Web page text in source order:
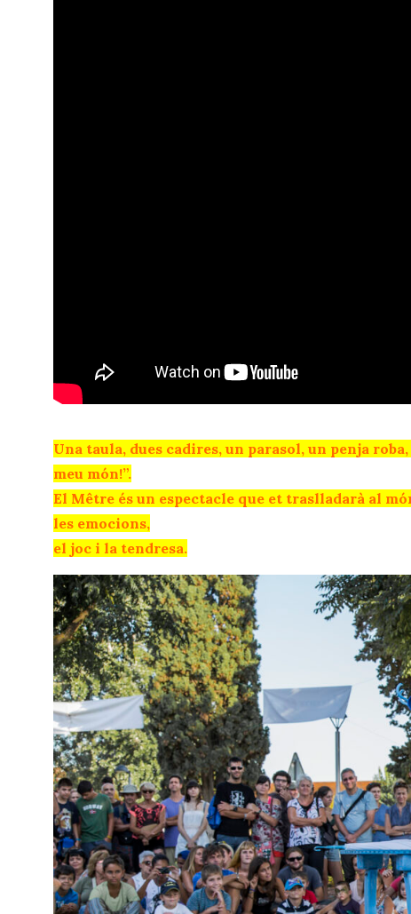
Una taula, dues cadires, un parasol, un penja
meu món!”.
El Mêtre és un espectacle que et traslladarà al
les emocions,
el joc i la tendresa.